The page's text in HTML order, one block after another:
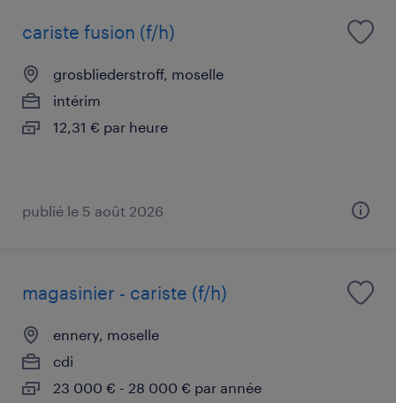
cariste fusion (f/h)
grosbliederstroff, moselle
intérim
12,31 € par heure
publié le 5 août 2026
magasinier - cariste (f/h)
ennery, moselle
cdi
23 000 € - 28 000 € par année